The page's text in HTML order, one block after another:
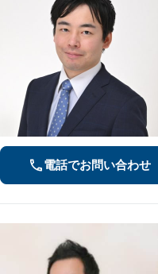
電話でお問い合わせ